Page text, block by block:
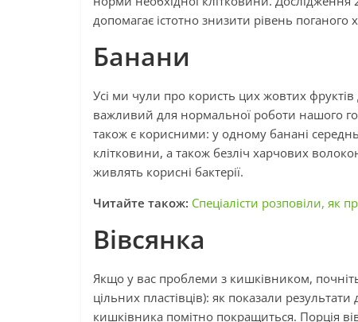
допомагає істотно знизити рівень поганого
Банани
Усі ми чули про користь цих жовтих
важливий для нормальної роботи нашого
також є корисними: у одному банані
клітковини, а також безліч харчових
живлять корисні бактерії.
Читайте також: Спеціалісти розповіли, як
Вівсянка
Якщо у вас проблеми з кишківником,
цільних пластівців): як показали
кишківника помітно покращиться. Порція